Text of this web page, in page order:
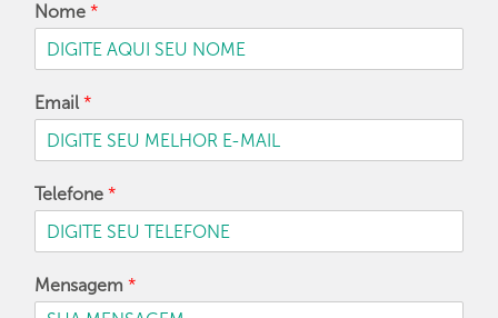
Nome *
Email *
Telefone *
Mensagem *